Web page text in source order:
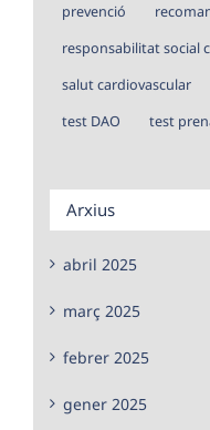
prevenció
responsabilitat social
salut cardiovascular
test DAO
test
Arxius
abril 2025
març 2025
febrer 2025
gener 2025